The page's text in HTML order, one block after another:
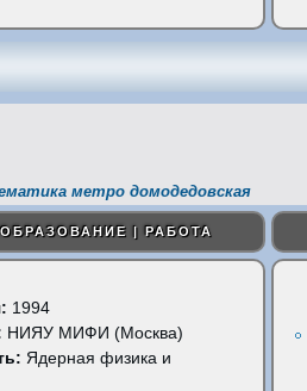
метро домодедовская
| РАБОТА
1994
НИЯУ МИФИ (Москва)
Ядерная физика и